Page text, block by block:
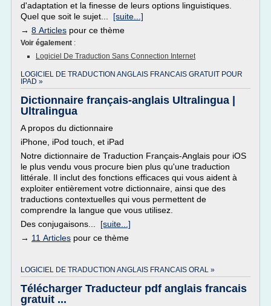
d'adaptation et la finesse de leurs options linguistiques.
Quel que soit le sujet... [suite...]
→ 8 Articles pour ce thème
Voir également :
Logiciel De Traduction Sans Connection Internet
LOGICIEL DE TRADUCTION ANGLAIS FRANCAIS GRATUIT POUR
IPAD »
Dictionnaire français-anglais Ultralingua |
Ultralingua
A propos du dictionnaire
iPhone, iPod touch, et iPad
Notre dictionnaire de Traduction Français-Anglais pour iOS
le plus vendu vous procure bien plus qu'une traduction
littérale. Il inclut des fonctions efficaces qui vous aident à
exploiter entièrement votre dictionnaire, ainsi que des
traductions contextuelles qui vous permettent de
comprendre la langue que vous utilisez.
Des conjugaisons... [suite...]
→ 11 Articles pour ce thème
LOGICIEL DE TRADUCTION ANGLAIS FRANCAIS ORAL »
Télécharger Traducteur pdf anglais francais
gratuit ...